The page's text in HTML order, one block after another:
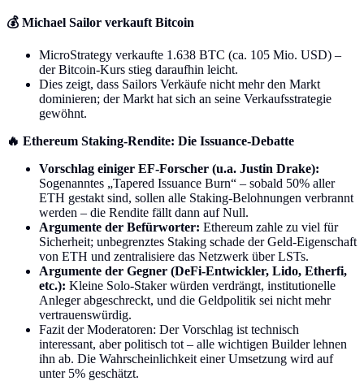
💰 Michael Sailor verkauft Bitcoin
MicroStrategy verkaufte 1.638 BTC (ca. 105 Mio. USD) –
der Bitcoin-Kurs stieg daraufhin leicht.
Dies zeigt, dass Sailors Verkäufe nicht mehr den Markt
dominieren; der Markt hat sich an seine Verkaufsstrategie
gewöhnt.
🔥 Ethereum Staking-Rendite: Die Issuance-Debatte
Vorschlag einiger EF-Forscher (u.a. Justin Drake):
Sogenanntes „Tapered Issuance Burn“ – sobald 50% aller
ETH gestakt sind, sollen alle Staking-Belohnungen verbrannt
werden – die Rendite fällt dann auf Null.
Argumente der Befürworter: Ethereum zahle zu viel für
Sicherheit; unbegrenztes Staking schade der Geld-Eigenschaft
von ETH und zentralisiere das Netzwerk über LSTs.
Argumente der Gegner (DeFi-Entwickler, Lido, Etherfi,
etc.): Kleine Solo-Staker würden verdrängt, institutionelle
Anleger abgeschreckt, und die Geldpolitik sei nicht mehr
vertrauenswürdig.
Fazit der Moderatoren: Der Vorschlag ist technisch
interessant, aber politisch tot – alle wichtigen Builder lehnen
ihn ab. Die Wahrscheinlichkeit einer Umsetzung wird auf
unter 5% geschätzt.